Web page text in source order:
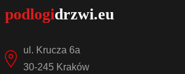
ul. Krucza 6a
30-245 Kraków